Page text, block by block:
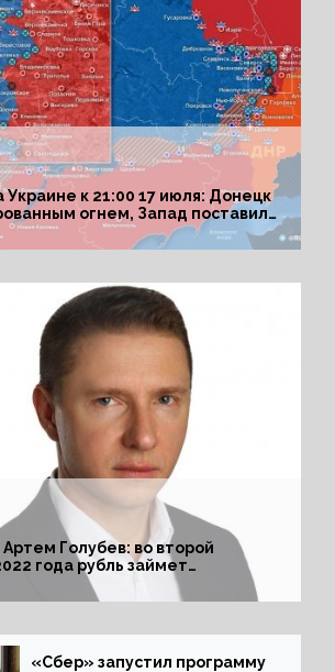
Украине к 21:00 17 июля: Донецк
огнем, Запад поставил
Голубев: во второй
года рубль займет
курс
«Сбер» запустил программу